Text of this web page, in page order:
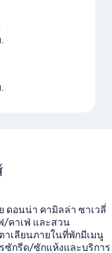
ดอนน่า คามิลล่า ซาเวลี่
/คาเฟ่ และสวน
าเลียนภายในที่พักมีเมนู
ซักรีด/ซักแห้งและบริการ